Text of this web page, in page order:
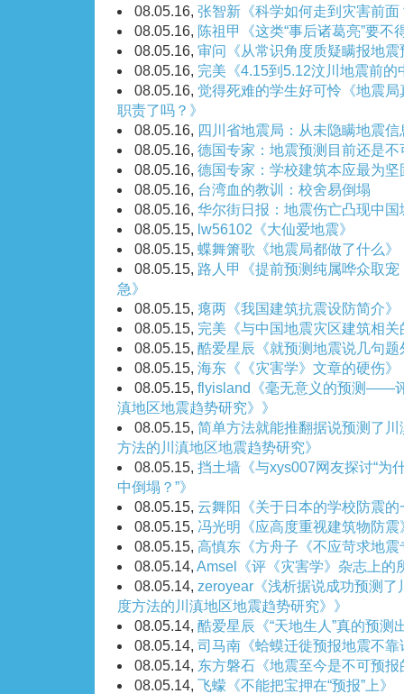
08.05.16, 张智新《科学如何走到灾害前面
08.05.16, 陈祖甲《这类“事后诸葛亮”要不
08.05.16, 审问《从常识角度质疑瞒报地
08.05.16, 完美《4.15到5.12汶川地震前的
08.05.16, 觉得死难的学生好可怜《地震
职责了吗？》
08.05.16, 四川省地震局：从未隐瞒地震信
08.05.16, 德国专家：地震预测目前还是不
08.05.16, 德国专家：学校建筑本应最为坚
08.05.16, 台湾血的教训：校舍易倒塌
08.05.16, 华尔街日报：地震伤亡凸现中国
08.05.15, lw56102《大仙爱地震》
08.05.15, 蝶舞箫歌《地震局都做了什么》
08.05.15, 路人甲《提前预测纯属哗众取
急》
08.05.15, 瘪两《我国建筑抗震设防简介》
08.05.15, 完美《与中国地震灾区建筑相关
08.05.15, 酷爱星辰《就预测地震说几句题
08.05.15, 海东《《灾害学》文章的硬伤》
08.05.15, flyisland《毫无意义的预测——
滇地区地震趋势研究》》
08.05.15, 简单方法就能推翻据说预测了
方法的川滇地区地震趋势研究》
08.05.15, 挡土墙《与xys007网友探讨“为
中倒塌？”》
08.05.15, 云舞阳《关于日本的学校防震的
08.05.15, 冯光明《应高度重视建筑物防震
08.05.15, 高慎东《方舟子《不应苛求地震
08.05.14, Amsel《评《灾害学》杂志上的
08.05.14, zeroyear《浅析据说成功预测
度方法的川滇地区地震趋势研究》》
08.05.14, 酷爱星辰《“天地生人”真的预测
08.05.14, 司马南《蛤蟆迁徙预报地震不靠
08.05.14, 东方磐石《地震至今是不可预报
08.05.14, 飞蠓《不能把宝押在“预报”上》